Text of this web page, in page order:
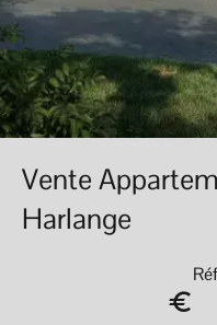
Vente
Harlange